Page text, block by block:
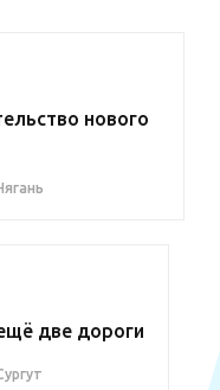
нового
две дороги